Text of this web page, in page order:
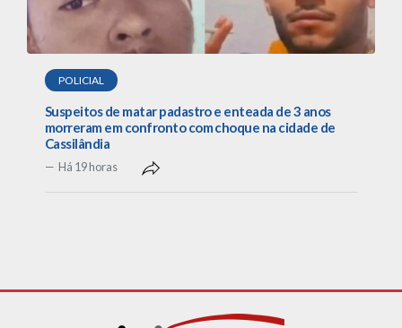
POLICIAL
Suspeitos de matar padastro e enteada de 3 anos
morreram em confronto com choque na cidade de
Cassilândia
Há 19 horas